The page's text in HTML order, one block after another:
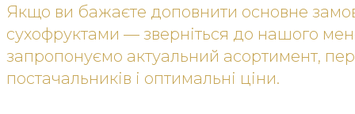
Якщо ви бажаєте доповнити основне
сухофруктами — зверніться до нашого
запропонуємо актуальний асортимент,
постачальників і оптимальні ціни.